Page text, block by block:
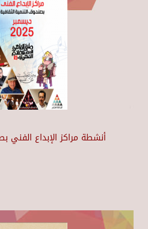
أنشطة مراكز الإبداع الفني